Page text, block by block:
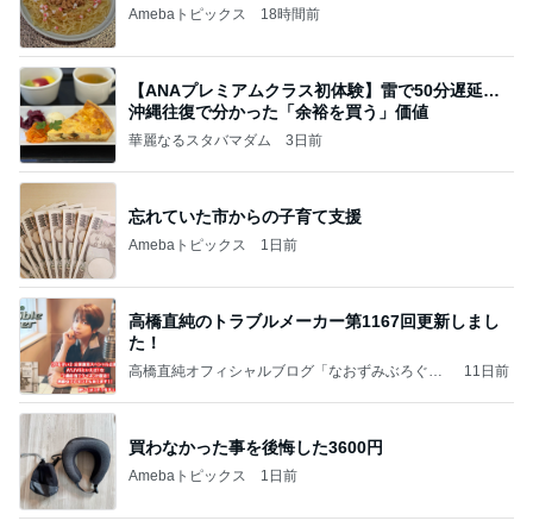
Amebaトピックス 18時間前
【ANAプレミアムクラス初体験】雷で50分遅延…
沖縄往復で分かった「余裕を買う」価値
華麗なるスタバマダム 3日前
忘れていた市からの子育て支援
Amebaトピックス 1日前
高橋直純のトラブルメーカー第1167回更新しまし
た！
高橋直純オフィシャルブログ「なおずみぶろぐ」
11日前
買わなかった事を後悔した3600円
Amebaトピックス 1日前